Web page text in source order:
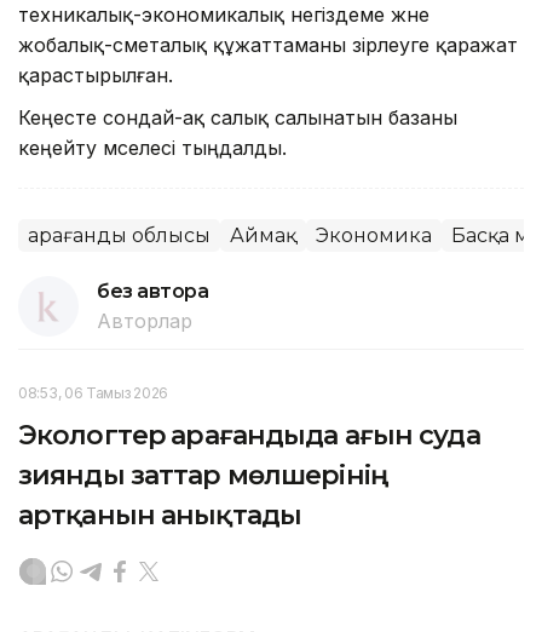
техникалық-экономикалық негіздеме және
жобалық-сметалық құжаттаманы әзірлеуге қаражат
қарастырылған.
Кеңесте сондай-ақ салық салынатын базаны
кеңейту мәселесі тыңдалды.
Қарағанды облысы Аймақ Экономика Басқа
без автора
Авторлар
08:53, 06 Тамыз 2026
Экологтер Қарағандыда ағын суда
зиянды заттар мөлшерінің
артқанын анықтады